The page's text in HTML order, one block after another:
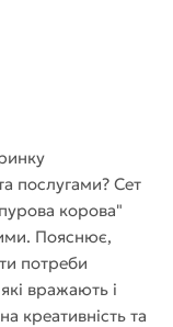
послугами? Сет
корова"
Пояснює,
потреби
вражають і
креативність та